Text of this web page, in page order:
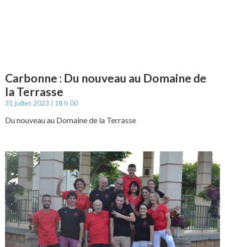
Carbonne : Du nouveau au Domaine de
la Terrasse
31 juillet 2023 18 h 00
Du nouveau au Domaine de la Terrasse